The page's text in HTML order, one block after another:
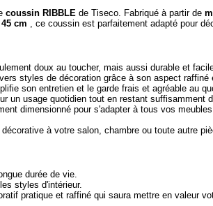
coussin RIBBLE de Tiseco. Fabriqué à partir de
cm , ce coussin est parfaitement adapté pour
doux au toucher, mais aussi durable et
styles de décoration grâce à son aspect raffiné
son entretien et le garde frais et agréable au
un usage quotidien tout en restant suffisamment
dimensionné pour s'adapter à tous vos
à votre salon, chambre ou toute autre
durée de vie.
styles d'intérieur.
pratique et raffiné qui saura mettre en valeur